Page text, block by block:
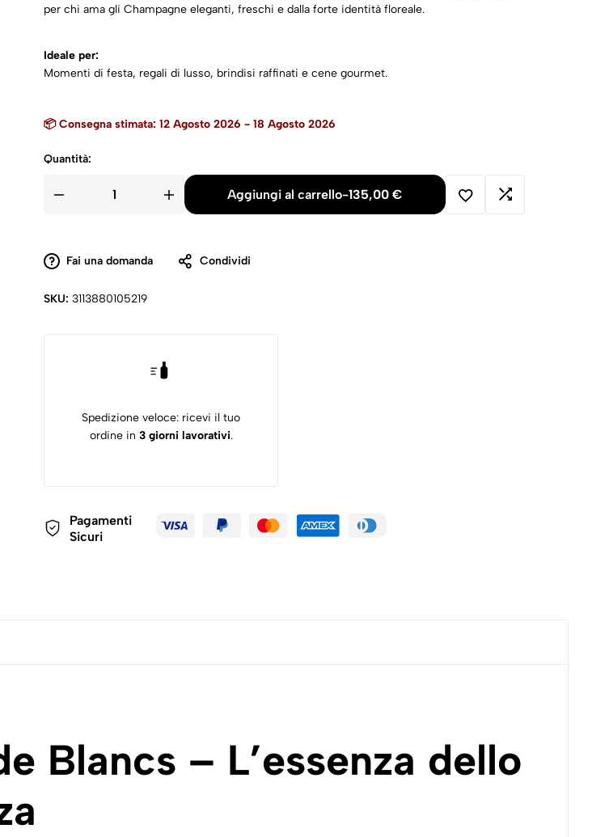
per chi ama gli Champagne eleganti, freschi e dalla forte identità floreale.
Ideale per:
Momenti di festa, regali di lusso, brindisi raffinati e cene gourmet.
📦 Consegna stimata: 12 Agosto 2026 - 18 Agosto 2026
Quantità:
Aggiungi al carrello-135,00 €
Fai una domanda Condividi
SKU: 3113880105219
Spedizione veloce: ricevi il tuo
ordine in 3 giorni lavorativi.
Pagamenti
Sicuri
Blancs – L’essenza dello